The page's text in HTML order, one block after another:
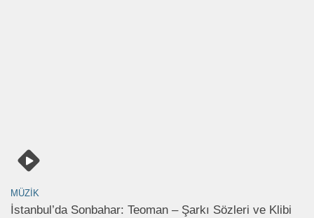
MÜZIK
İstanbul’da Sonbahar: Teoman – Şarkı Sözleri ve Klibi